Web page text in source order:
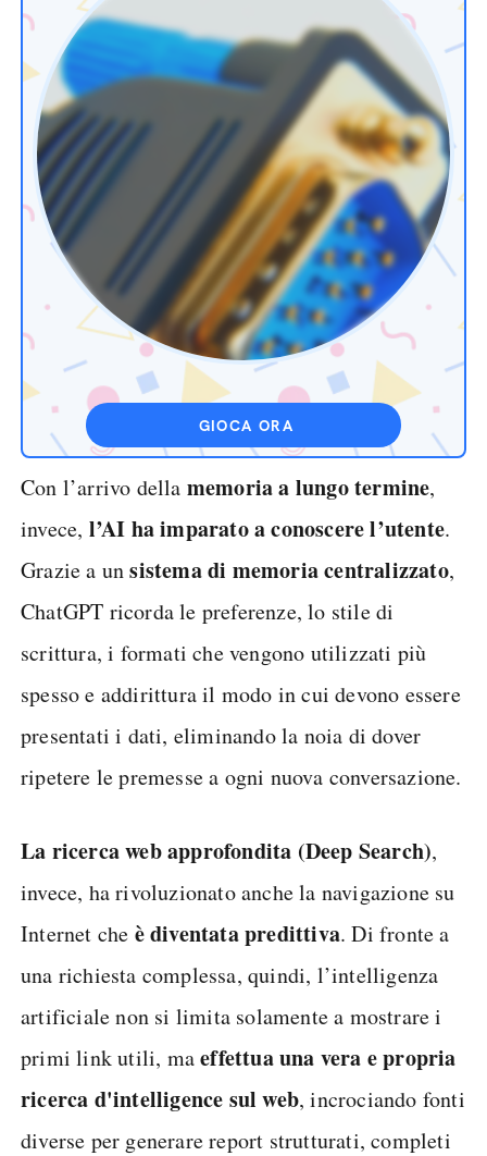
GIOCA ORA
Con l’arrivo della memoria a lungo termine,
invece, l’AI ha imparato a conoscere l’utente.
Grazie a unsistema di memoria centralizzato,
ChatGPT ricorda le preferenze, lo stile di
scrittura, i formati che vengono utilizzati più
spesso e addirittura il modo in cui devono essere
presentati i dati, eliminando la noia di dover
ripetere le premesse a ogni nuova conversazione.
La ricerca web approfondita (Deep Search),
invece, ha rivoluzionato anche la navigazione su
Internet che è diventata predittiva. Di fronte a
una richiesta complessa, quindi, l’intelligenza
artificiale non si limita solamente a mostrare i
primi link utili, maeffettua una vera e propria
ricerca d'intelligence sul web, incrociando fonti
diverse per generare report strutturati, completi